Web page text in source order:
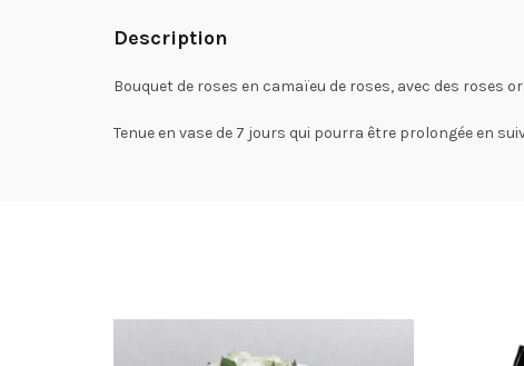
Description
Bouquet de roses en camaïeu de roses, avec des roses
Tenue en vase de 7 jours qui pourra être prolongée en